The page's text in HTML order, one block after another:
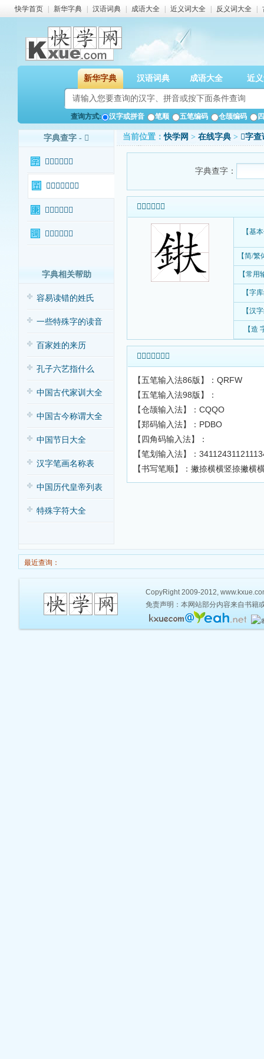
快学首页 新华字典 汉语词典 成语大全 近义词大全 反义词大全
新华字典 汉语词典 成语大全 近
查询方式: 汉字或拼音 笔顺 五笔编码 仓颉编码
字典查字 - 𨦶
𨦶字基本信息
𨦶字输入法查询
𨦶字康熙字典
𨦶字相关词语
字典相关帮助
容易读错的姓氏
一些特殊字的读音
百家姓的来历
孔子六艺指什么
中国古代家训大全
中国古今称谓大全
中国节日大全
汉字笔画名称表
中国历代皇帝列表
特殊字符大全
当前位置：快学网 > 在线字典 > 𨦶字
字典查字：
𨦶字基本信息
【基
【简/
【常用
【字
【汉
【造
𨦶字输入法查询
【五笔输入法86版】：QRFW
【五笔输入法98版】：
【仓颉输入法】：CQQO
【郑码输入法】：PDBO
【四角码输入法】：
【笔划输入法】：
【书写笔顺】：撇捺横横竖捺撇横
最近查询：
CopyRight 2009-2012,
免责声明：本网站部分内容来自书籍